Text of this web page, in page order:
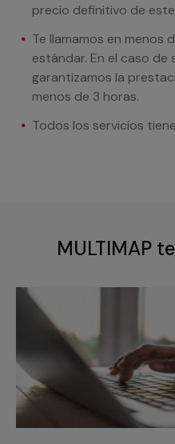
precio definitivo de
Te llamamos en menos
estándar. En el caso
garantizamos la
menos de 3 horas.
Todos los servicios
MULTIMAP